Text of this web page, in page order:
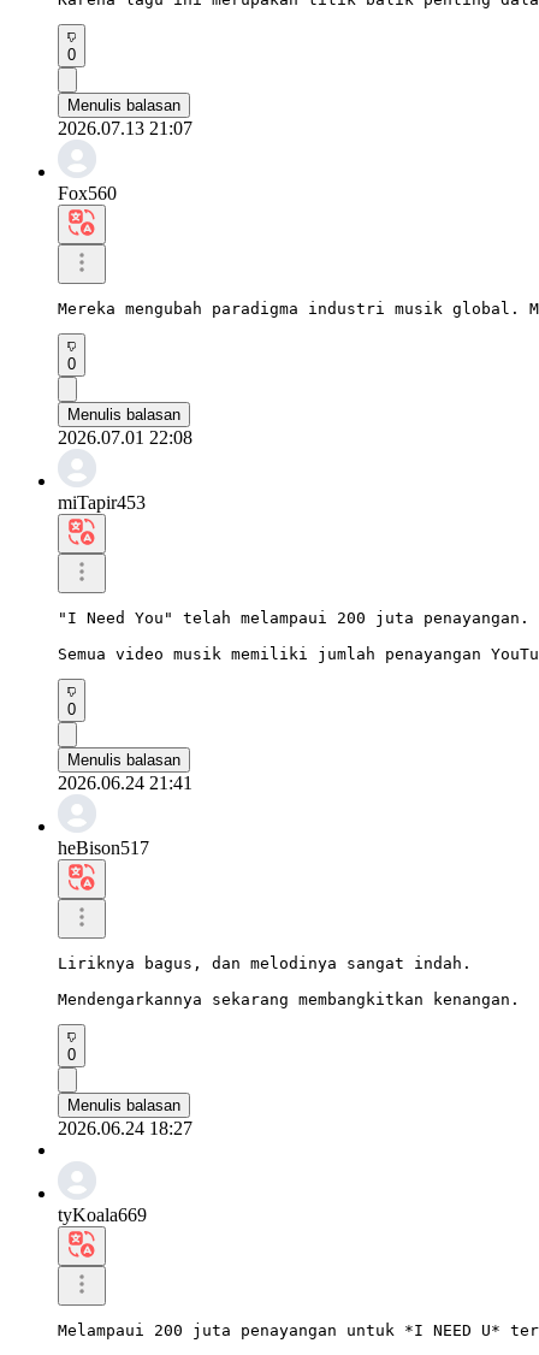
0
Menulis balasan
2026.07.13 21:07
Fox560
Mereka mengubah paradigma industri musik
0
Menulis balasan
2026.07.01 22:08
miTapir453
"I Need You" telah melampaui 200 juta penayangan.
Semua video musik memiliki jumlah penayangan
0
Menulis balasan
2026.06.24 21:41
heBison517
Liriknya bagus, dan melodinya sangat indah.
Mendengarkannya sekarang membangkitkan kenangan.
0
Menulis balasan
2026.06.24 18:27
tyKoala669
Melampaui 200 juta penayangan untuk *I NEED U*